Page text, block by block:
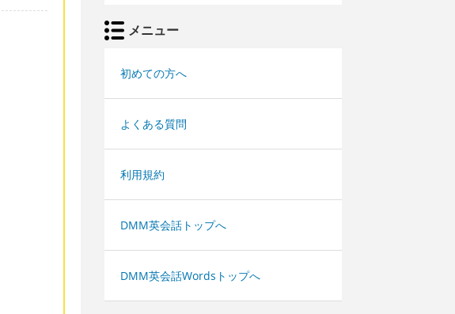
メニュー
初めての方へ
よくある質問
利用規約
DMM英会話トップへ
DMM英会話Wordsトップへ